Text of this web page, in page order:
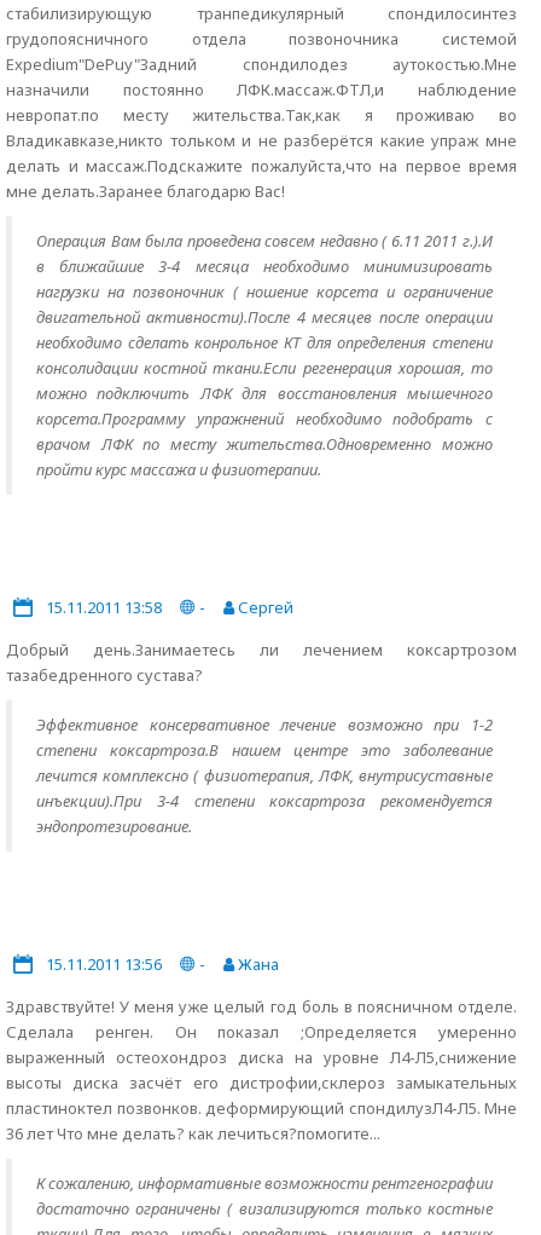
стабилизирующую транпедикулярный спондилосинтез
грудопоясничного отдела позвоночника системой
Expedium"DePuy"Задний спондилодез аутокостью.Мне
назначили постоянно ЛФК.массаж.ФТЛ,и наблюдение
невропат.по месту жительства.Так,как я проживаю во
Владикавказе,никто тольком и не разберётся какие упраж мне
делать и массаж.Подскажите пожалуйста,что на первое время
мне делать.Заранее благодарю Вас!
Операция Вам была проведена совсем недавно ( 6.11 2011 г.).И
в ближайшие 3-4 месяца необходимо минимизировать
нагрузки на позвоночник ( ношение корсета и ограничение
двигательной активности).После 4 месяцев после операции
необходимо сделать конрольное КТ для определения степени
консолидации костной ткани.Если регенерация хорошая, то
можно подключить ЛФК для восстановления мышечного
корсета.Программу упражнений необходимо подобрать с
врачом ЛФК по месту жительства.Одновременно можно
пройти курс массажа и физиотерапии.
15.11.2011 13:58 -
Сергей
Добрый день.Занимаетесь ли лечением коксартрозом
тазабедренного сустава?
Эффективное консервативное лечение возможно при 1-2
степени коксартроза.В нашем центре это заболевание
лечится комплексно ( физиотерапия, ЛФК, внутрисуставные
инъекции).При 3-4 степени коксартроза рекомендуется
эндопротезирование.
15.11.2011 13:56 -
Жана
Здравствуйте! У меня уже целый год боль в поясничном отделе.
Сделала ренген. Он показал ;Определяется умеренно
выраженный остеохондроз диска на уровне Л4-Л5,снижение
высоты диска засчёт его дистрофии,склероз замыкательных
пластиноктел позвонков. деформирующий спондилузЛ4-Л5. Мне
36 лет Что мне делать? как лечиться?помогите...
К сожалению, информативные возможности рентгенографии
достаточно ограничены ( визализируются только костные